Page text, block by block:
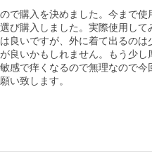
で購入を決めました。今まで
び購入しました。実際使用し
良いですが、外に着て出るのは
良いかもしれません。もう少し
感で痒くなるので無理なので
い致します。